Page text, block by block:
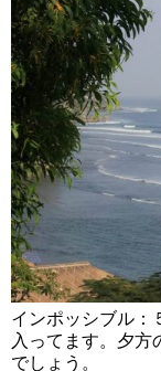
インポッシブル：
入ってます。夕方
でしょう。